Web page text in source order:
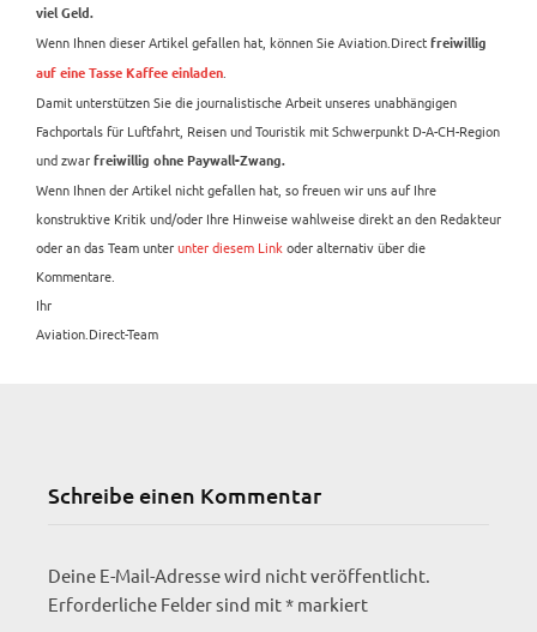
viel Geld.
Wenn Ihnen dieser Artikel gefallen hat, können Sie Aviation.Direct freiwillig
auf eine Tasse Kaffee einladen
Damit unterstützen Sie die journalistische Arbeit unseres unabhängigen
Fachportals für Luftfahrt, Reisen und Touristik mit Schwerpunkt D-A-CH-Region
und zwar freiwillig ohne Paywall-Zwang.
Wenn Ihnen der Artikel nicht gefallen hat, so freuen wir uns auf Ihre
konstruktive Kritik und/oder Ihre Hinweise wahlweise direkt an den Redakteur
oder an das Team unterunter diesem Link oder alternativ über die
Kommentare.
Ihr
Aviation.Direct-Team
Schreibe einen Kommentar
Deine E-Mail-Adresse wird nicht veröffentlicht.
Erforderliche Felder sind mit* markiert